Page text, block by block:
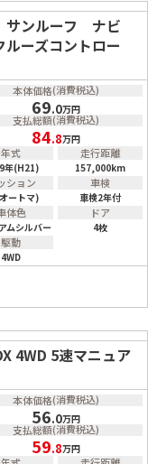
サンルーフ ナビ
ーズコントロー
本体価格(消費税込)
69.0万円
支払総額(消費税込)
84.8万円
年式
年(H21)
走行距離
157,000km
ション
ートマ)
車検
車検2年付
体色
ムシルバー
ドア
4枚
駆動
4WD
4WD 5速マニュア
本体価格(消費税込)
56.0万円
支払総額(消費税込)
59.8万円